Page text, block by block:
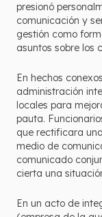
presionó
comunicación y
gestión como
asuntos sobre los
En hechos
administración
locales para
pauta.
que rectificara
medio de
comunicado
cierta una
En un acto de